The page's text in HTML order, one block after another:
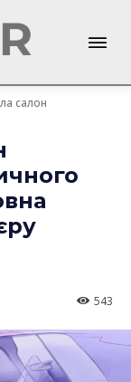
салон
543